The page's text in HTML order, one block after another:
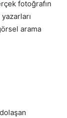
fotoğrafın
arama